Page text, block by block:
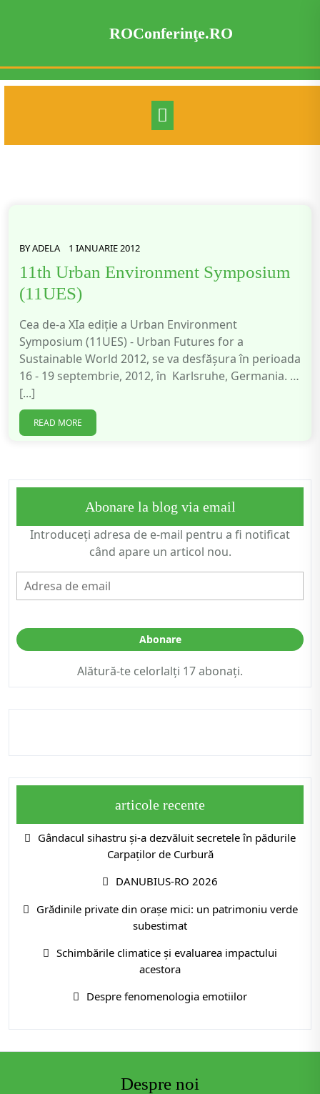
ROConferinţe.RO
BYADELA 1 IANUARIE 2012
11th Urban Environment Symposium
(11UES)
Cea de-a XIa ediție a Urban Environment
Symposium (11UES) - Urban Futures for a
Sustainable World 2012, se va desfășura în perioada
16 - 19 septembrie, 2012, în Karlsruhe, Germania. …
[...]
READ MORE
Abonare la blog via email
Introduceți adresa de e-mail pentru a fi notificat
când apare un articol nou.
Adresa
de
Abonare
Alătură-te celorlalți 17 abonați.
articole recente
Gândacul sihastru și-a dezvăluit secretele în pădurile
Carpaților de Curbură
DANUBIUS-RO 2026
Grădinile private din orașe mici: un patrimoniu verde
subestimat
Schimbările climatice și evaluarea impactului
acestora
Despre fenomenologia emotiilor
Despre noi